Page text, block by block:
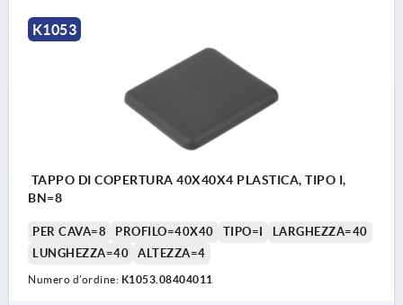
K1053
TAPPO DI COPERTURA 40X40X4 PLASTICA, TIPO I,
BN=8
PER CAVA=8 PROFILO=40X40 TIPO=I
LARGHEZZA=40
LUNGHEZZA=40
ALTEZZA=4
Numero d’ordine: K1053.08404011